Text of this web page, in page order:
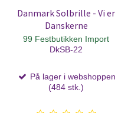
Danmark Solbrille - Vi er
Danskerne
99 Festbutikken Import
DkSB-22
På lager i webshoppen
(484 stk.)